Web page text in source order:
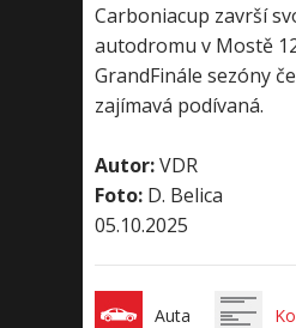
Carboniacup završí
autodromu v Mostě
GrandFinále sezóny
zajímavá podívaná.
Autor:VDR
Foto: D. Belica
05.10.2025
Auta